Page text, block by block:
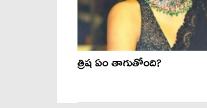
త్రిష ఏం తాగుతోంది?